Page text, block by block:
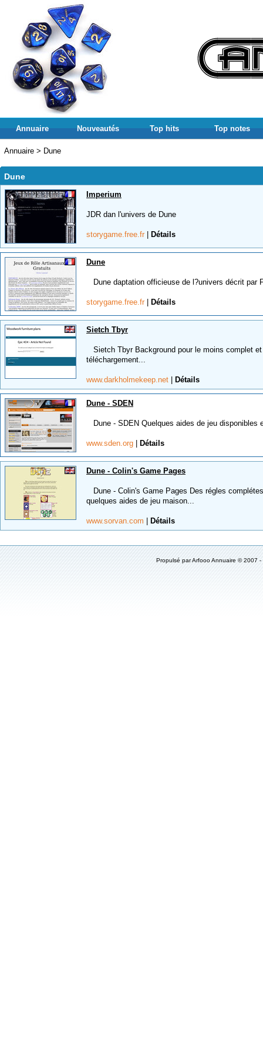
Annuaire Nouveautés Top hits Top notes
Annuaire > Dune
Dune
Imperium
JDR dan l'univers de Dune
storygame.free.fr Détails
Dune
Dune daptation officieuse de l?univers décrit par
storygame.free.fr Détails
Sietch Tbyr
Sietch Tbyr Background pour le moins complet
téléchargement...
www.darkholmekeep.net Détails
Dune - SDEN
Dune - SDEN Quelques aides de jeu disponibles
www.sden.org Détails
Dune - Colin's Game Pages
Dune - Colin's Game Pages Des régles
quelques aides de jeu maison...
www.sorvan.com Détails
Propulsé parArfooo Annuaire © 2007